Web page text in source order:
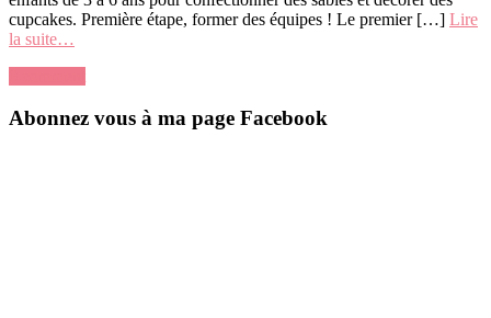
cupcakes. Première étape, former des équipes ! Le premier […] Lire
la suite…
Abonnez vous à ma page Facebook